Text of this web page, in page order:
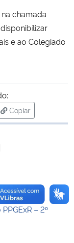
chamada
e ao Colegiado
Copiar
para área de
– 2º